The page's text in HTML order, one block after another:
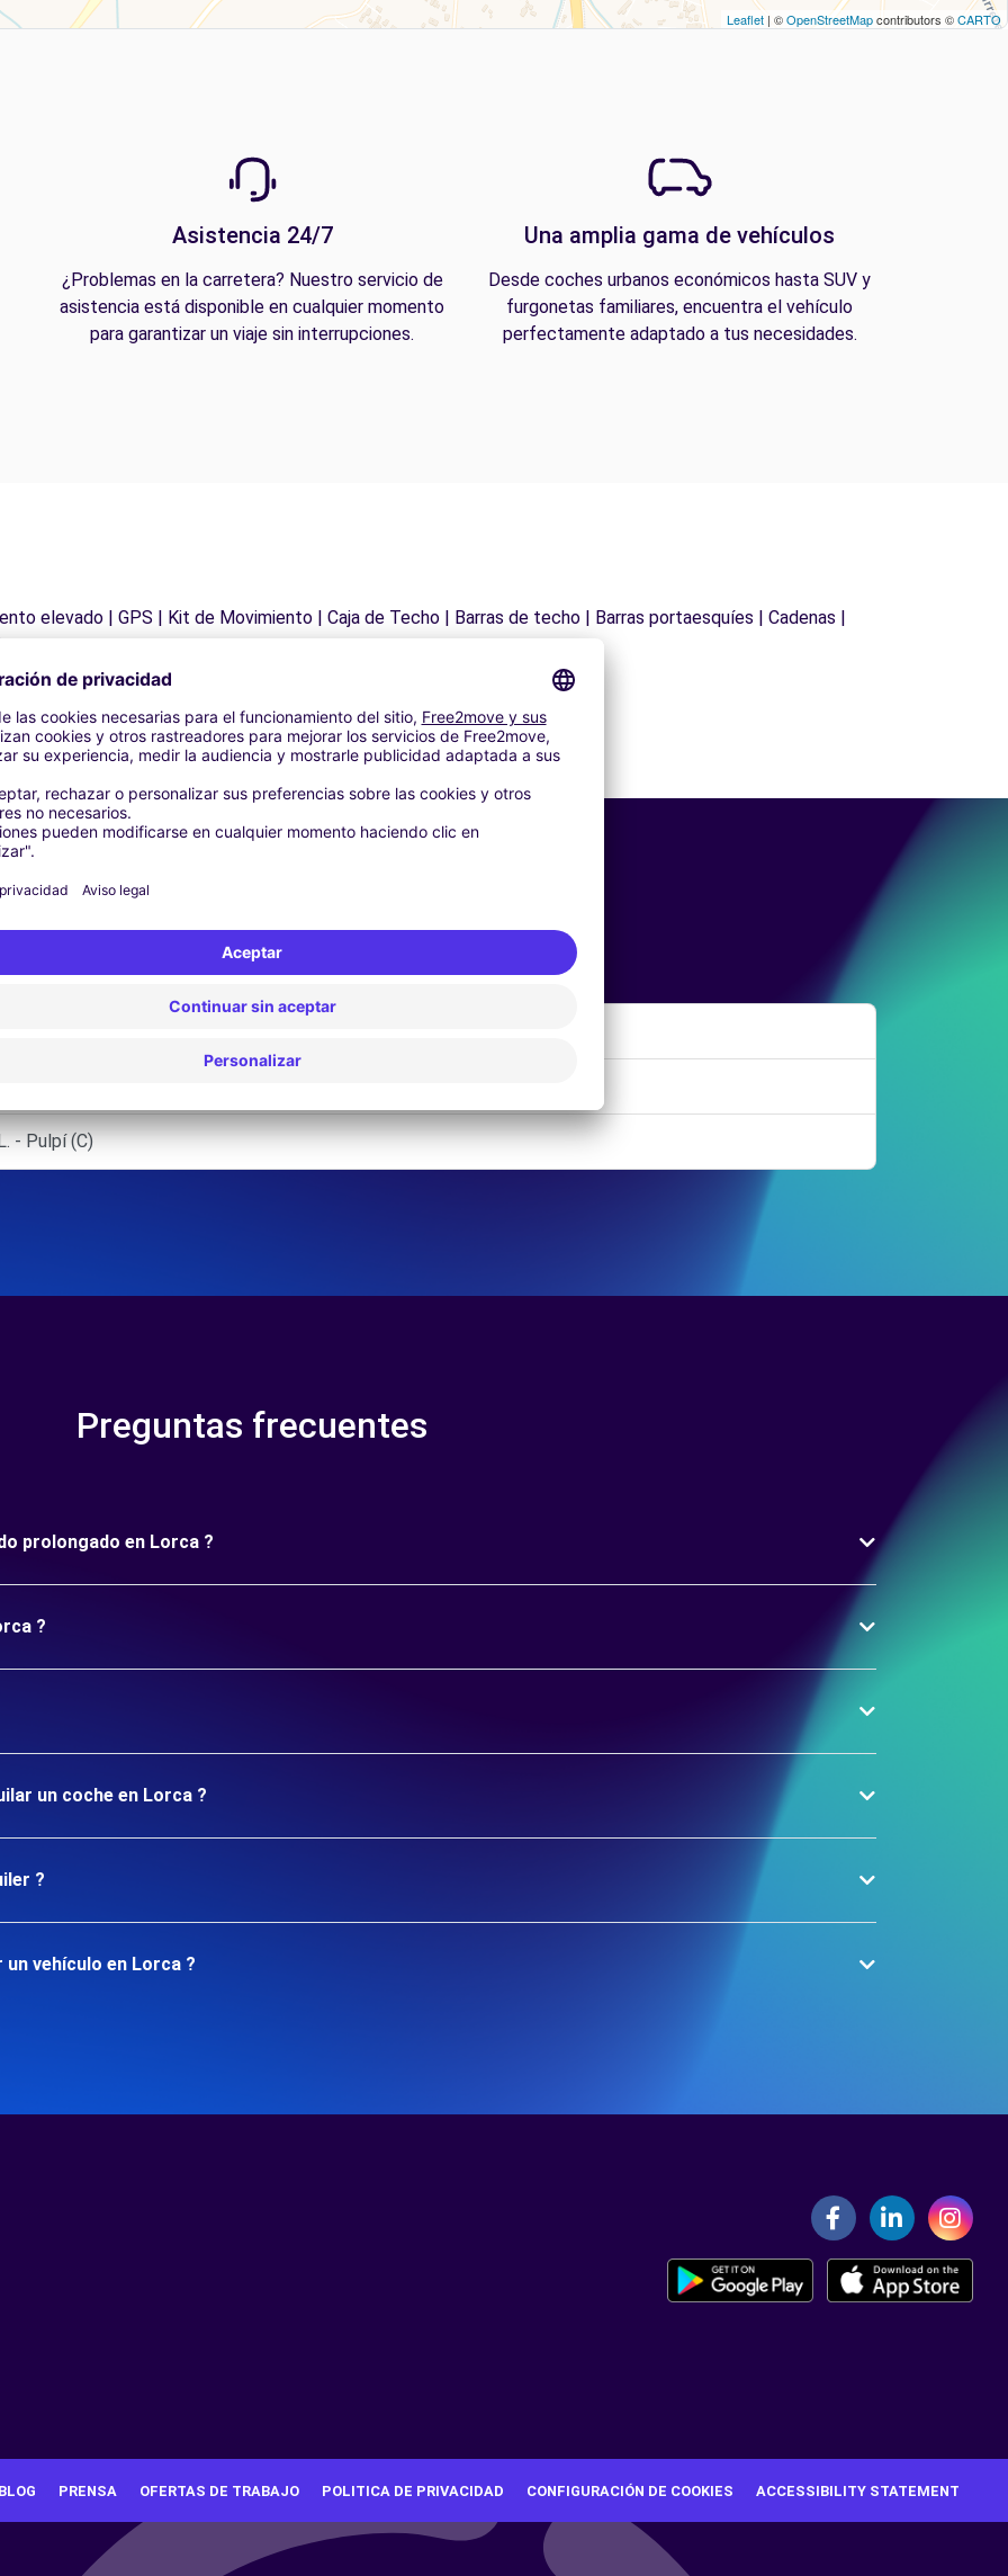
Leaflet | ©OpenStreetMapcontributors ©CARTO
Asistencia 24/7
¿Problemas en la carretera? Nuestro servicio de
asistencia está disponible en cualquier momento
para garantizar un viaje sin interrupciones.
Una amplia gama de vehículos
Desde coches urbanos económicos hasta SUV y
furgonetas familiares, encuentra el vehículo
perfectamente adaptado a tus necesidades.
elevado | GPS | Kit de Movimiento | Caja de Techo | Barras de techo | Barras portaesquíes | Cadenas |
Agencias similares
- Pulpí (C)
Preguntas frecuentes
prolongado en Lorca ?
?
un coche en Lorca ?
?
vehículo en Lorca ?
PRENSA OFERTAS DE TRABAJO POLITICA DE PRIVACIDAD CONFIGURACIÓN DE COOKIES ACCESSIBILITY STATEMENT